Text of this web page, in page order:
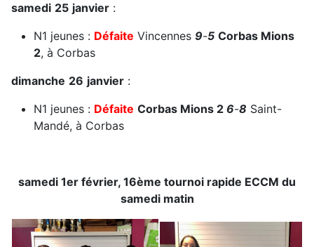
samedi 25 janvier :
N1 jeunes : Défaite Vincennes 9-5 Corbas Mions
2, à Corbas
dimanche 26 janvier :
N1 jeunes : Défaite Corbas Mions 2 6-8 Saint-
Mandé, à Corbas
samedi 1er février, 16ème tournoi rapide ECCM du
samedi matin